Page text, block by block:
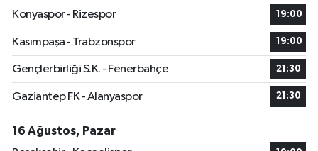
Konyaspor - Rizespor
19:00
Kasımpaşa - Trabzonspor 19:00
Gençlerbirliği S.K. - Fenerbahçe 21:30
Gaziantep FK - Alanyaspor 21:30
16 Ağustos, Pazar